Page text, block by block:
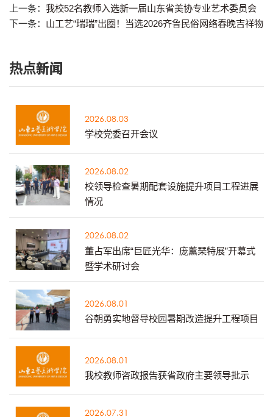
上一条： 我校52名教师入选新一届山东省美协专业艺术委员会
下一条： 山工艺“瑞瑞”出圈！当选2026齐鲁民俗网络春晚吉祥物
热点新闻
2026.08.03
学校党委召开会议
2026.08.02
校领导检查暑期配套设施提升项目工程进展
情况
2026.08.02
董占军出席“巨匠光华：庞薰琹特展”开幕式
暨学术研讨会
2026.08.01
谷朝勇实地督导校园暑期改造提升工程项目
2026.08.01
我校教师咨政报告获省政府主要领导批示
2026.07.31